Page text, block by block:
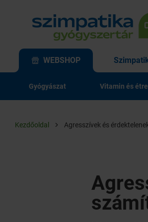
WEBSHOP
Gyógyászat Vitamin és
Kezdőoldal Agresszívek és